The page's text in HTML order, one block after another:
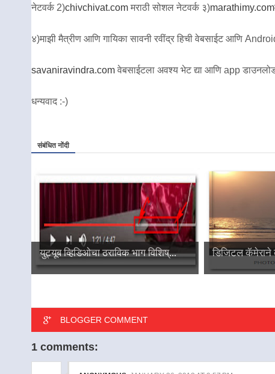
नेटवर्क 2)chivchivat.com मराठी सोशल नेटवर्क ३)marathimy.com
४)माझी मैत्रीण आणि गायिका सावनी रवींद्र हिची वेबसाईट आणि
savaniravindra.com वेबसाईटला अवश्य भेट द्या आणि app डाउनलोड
धन्यवाद :-)
संबंधित नोंदी
युट्यूब व्हिडिओचा ठराविक भाग विशिष्... डिजिटल कॅमेराने
BLOGGER COMMENT
1 comments: